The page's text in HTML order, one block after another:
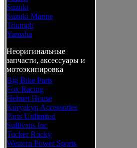
Suzuki
Suzuki Marine
Triumph
Yamaha
Неоригинальные
запчасти, аксессуары и
мотоэкипировка
Big Bike Parts
Fox Racing
Helmet House
Kuryakyn Accessories
Parts Unlimited
Sullivans Inc
Tucker Rocky
Western Power Sports